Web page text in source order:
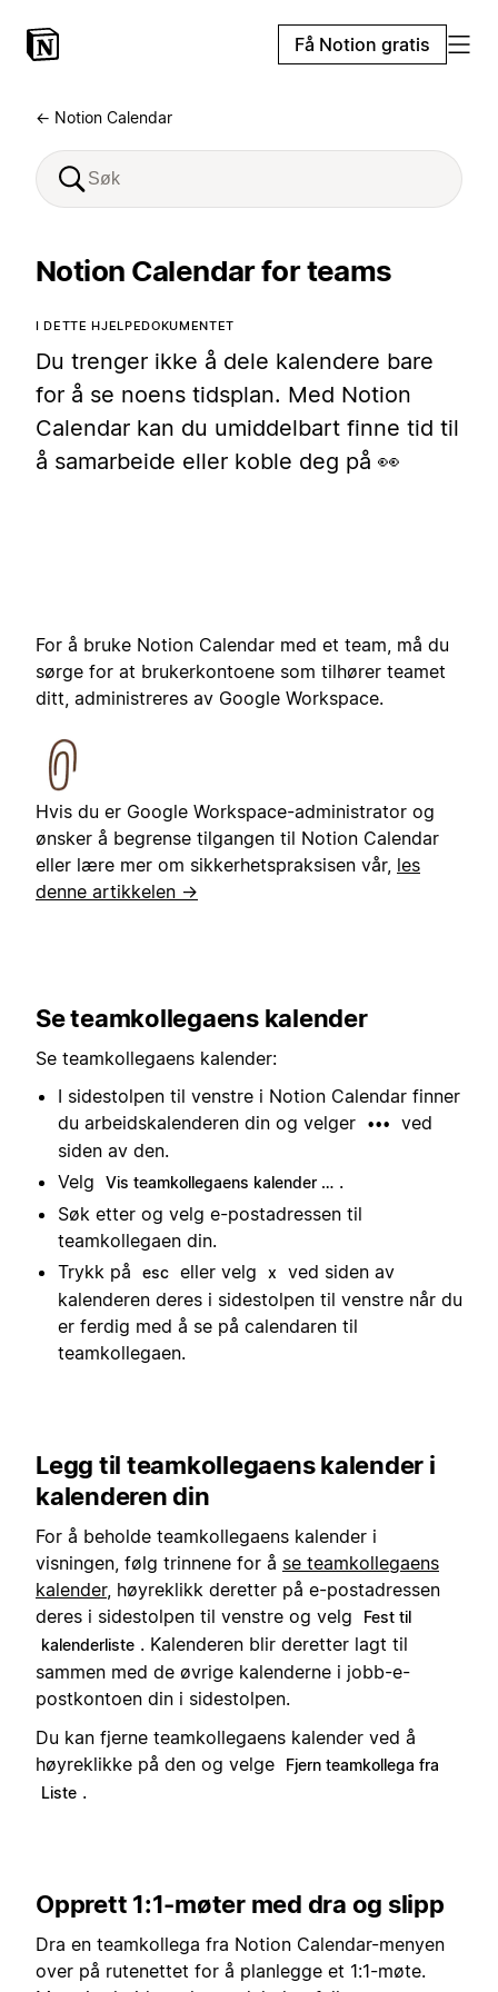
Få Notion gratis
← Notion Calendar
Notion Calendar for teams
I DETTE HJELPEDOKUMENTET
Du trenger ikke å dele kalendere bare
for å se noens tidsplan. Med Notion
Calendar kan du umiddelbart finne tid til
å samarbeide eller koble deg på 👀
For å bruke Notion Calendar med et team, må du
sørge for at brukerkontoene som tilhører teamet
ditt, administreres av Google Workspace.
Hvis du er Google Workspace-administrator og
ønsker å begrense tilgangen til Notion Calendar
eller lære mer om sikkerhetspraksisen vår, les
denne artikkelen →
Se teamkollegaens kalender
Se teamkollegaens kalender:
I sidestolpen til venstre i Notion Calendar finner
du arbeidskalenderen din og velger
•••
ved
siden av den.
Velg
Vis teamkollegaens kalender … .
Søk etter og velg e-postadressen til
teamkollegaen din.
Trykk på
esc eller velg x
ved siden av
kalenderen deres i sidestolpen til venstre når du
er ferdig med å se på calendaren til
teamkollegaen.
Legg til teamkollegaens kalender i
kalenderen din
For å beholde teamkollegaens kalender i
visningen, følg trinnene for å se teamkollegaens
kalender, høyreklikk deretter på e-postadressen
deres i sidestolpen til venstre og velg
Fest til
kalenderliste . Kalenderen blir deretter lagt til
sammen med de øvrige kalenderne i jobb-e-
postkontoen din i sidestolpen.
Du kan fjerne teamkollegaens kalender ved å
høyreklikke på den og velge
Fjern teamkollega fra
Liste .
Opprett 1:1-møter med dra og slipp
Dra en teamkollega fra Notion Calendar-menyen
over på rutenettet for å planlegge et 1:1-møte.